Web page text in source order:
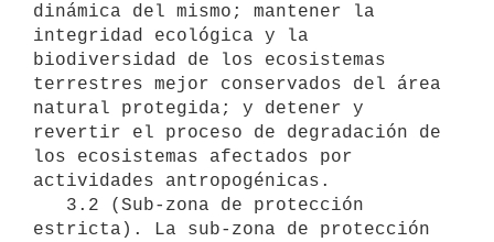
dinámica del mismo; mantener la
integridad ecológica y la
biodiversidad de los ecosistemas
terrestres mejor conservados del área
natural protegida; y detener y
revertir el proceso de degradación de
los ecosistemas afectados por
actividades antropogénicas.
estricta). La sub-zona de protección